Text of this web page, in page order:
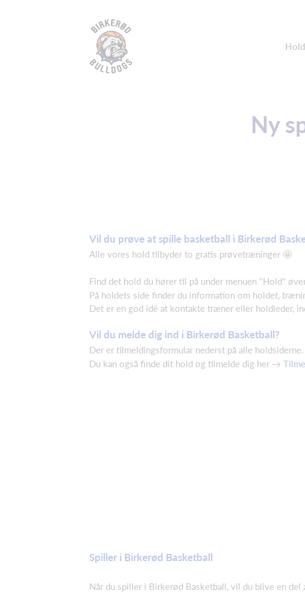
Hold
Ny
Vil du prøve at spille basketball i Birkerød
Alle vores hold tilbyder to gratis prøvetræninger 🤩
Find det hold du hører til på under menuen "Hold"
På holdets side finder du information om holdet,
Det er en god idé at kontakte træner eller holdleder,
Vil du melde dig ind i Birkerød Basketball?
Der er tilmeldingsformular nederst på alle holdsiderne.
Du kan også finde dit hold og tilmelde dig her →
Spiller i Birkerød Basketball
Når du spiller i Birkerød Basketball, vil du blive en del